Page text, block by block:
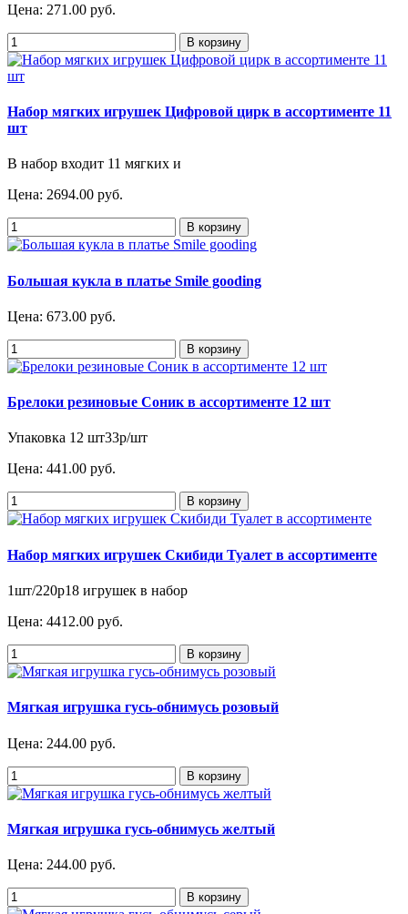
Цена: 271.00 руб.
Набор мягких игрушек Цифровой цирк в ассортименте 11
шт
В набор входит 11 мягких и
Цена: 2694.00 руб.
Большая кукла в платье Smile gooding
Цена: 673.00 руб.
Брелоки резиновые Соник в ассортименте 12 шт
Упаковка 12 шт33р/шт
Цена: 441.00 руб.
Набор мягких игрушек Скибиди Туалет в ассортименте
1шт/220р18 игрушек в набор
Цена: 4412.00 руб.
Мягкая игрушка гусь-обнимусь розовый
Цена: 244.00 руб.
Мягкая игрушка гусь-обнимусь желтый
Цена: 244.00 руб.